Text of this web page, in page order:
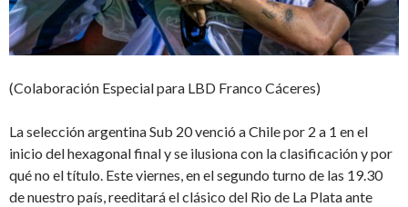
(Colaboración Especial para LBD Franco Cáceres)
La selección argentina Sub 20 venció a Chile por 2 a 1 en el
inicio del hexagonal final y se ilusiona con la clasificación y por
qué no el título. Este viernes, en el segundo turno de las 19.30
de nuestro país, reeditará el clásico del Rio de La Plata ante